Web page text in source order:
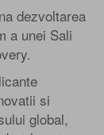
dezvoltarea
a unei Sali
si
global,